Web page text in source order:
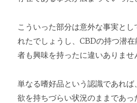
こういった部分は意外な事実とし
れたでしょうし、CBDの持つ潜
者も興味を持ったに違いありませ
単なる嗜好品という認識であれ
欲を持ちづらい状況のままであっ